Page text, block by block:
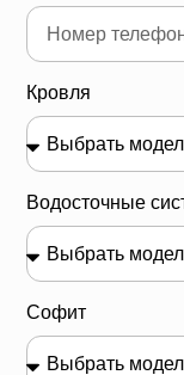
Кровля
Водосточные
Софит